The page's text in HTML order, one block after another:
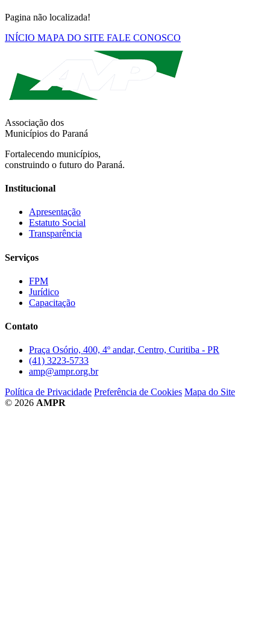
Pagina não localizada!
INÍCIO MAPA DO SITE FALE CONOSCO
Associação dos
Municípios do Paraná
Fortalecendo municípios,
construindo o futuro do Paraná.
Institucional
Apresentação
Estatuto Social
Transparência
Serviços
FPM
Jurídico
Capacitação
Contato
Praça Osório, 400, 4º andar, Centro, Curitiba - PR
(41) 3223-5733
amp@ampr.org.br
Política de Privacidade Preferência de Cookies Mapa do Site
© 2026 AMPR